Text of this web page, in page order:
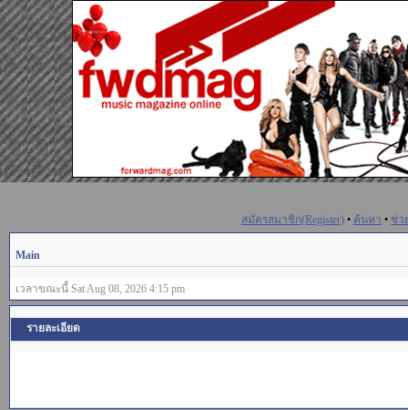
สมัครสมาชิก(Register) • ค้นหา • ช่ว
Main
เวลาขณะนี้ Sat Aug 08, 2026 4:15 pm
รายละเอียด